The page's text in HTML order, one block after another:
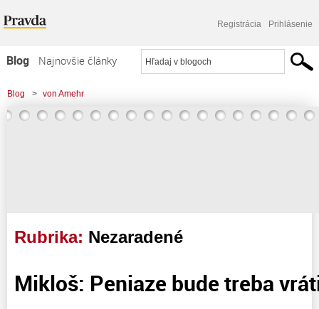
Registrácia Prihlásenie
Blog
Najnovšie články
Najčítanejšie články
Najkomentovanejšie články
Blog > von Amehr
Rubrika: Nezaradené
Mikloš: Peniaze bude treba